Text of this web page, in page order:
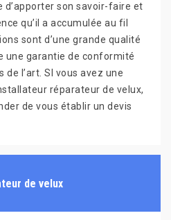
son savoir-faire et
qu’il a accumulée au fil
sont d’une grande qualité
une garantie de conformité
l’art. SI vous avez une
réparateur de velux,
de vous établir un devis
de velux